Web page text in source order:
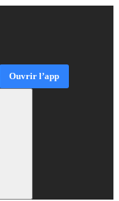
Ouvrir l’app